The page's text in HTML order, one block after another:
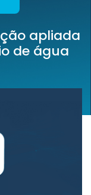
apliada
de água